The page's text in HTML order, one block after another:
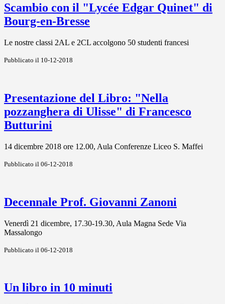
Scambio con il "Lycée Edgar Quinet" di
Bourg-en-Bresse
Le nostre classi 2AL e 2CL accolgono 50 studenti francesi
Pubblicato il 10-12-2018
Presentazione del Libro: "Nella
pozzanghera di Ulisse" di Francesco
Butturini
14 dicembre 2018 ore 12.00, Aula Conferenze Liceo S. Maffei
Pubblicato il 06-12-2018
Decennale Prof. Giovanni Zanoni
Venerdì 21 dicembre, 17.30-19.30, Aula Magna Sede Via
Massalongo
Pubblicato il 06-12-2018
Un libro in 10 minuti